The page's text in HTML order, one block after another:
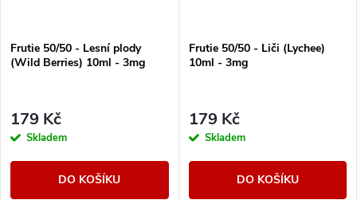
Frutie 50/50 - Lesní plody
(Wild Berries) 10ml - 3mg
179 Kč
Skladem
DO KOŠÍKU
Frutie 50/50 - Liči (Lychee)
10ml - 3mg
179 Kč
Skladem
DO KOŠÍKU